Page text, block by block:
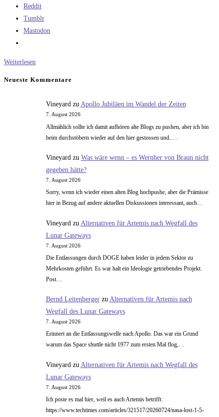
Reddit
Tumblr
Mastodon
Weiterlesen
Neueste Kommentare
Vineyardzu Apollo Jubiläen im Wandel der Zeiten
7. August 2026
Allmählich sollte ich damit aufhören alte Blogs zu pushen, aber ich bin
beim durchstöbern wieder auf den hier gestossen und..…
Vineyard zu Was wäre wenn – es Wernher von Braun nicht
gegeben hätte?
7. August 2026
Sorry, wenn ich wieder einen alten Blog hochpushe, aber die Prämisse
hier in Bezug auf andere aktuellen Diskussionen interessant, auch…
Vineyard zu Alternativen für Artemis nach Wegfall des
Lunar Gateways
7. August 2026
Die Entlassungen durch DOGE haben leider in jedem Sektor zu
Mehrkosten geführt. Es war halt ein Ideologie getriebendes Projekt.
Post…
Bernd Leitenbergerzu Alternativen für Artemis nach
Wegfall des Lunar Gateways
7. August 2026
Erinnert an die Entlassungswelle nach Apollo. Das war ein Grund
warum das Space shuttle nicht 1977 zum ersten Mal flog,…
Vineyard zu Alternativen für Artemis nach Wegfall des
Lunar Gateways
7. August 2026
Ich poste es mal hier, weil es auch Artemis betrifft.
https://www.techtimes.com/articles/321517/20260724/nasa-lost-1-5-